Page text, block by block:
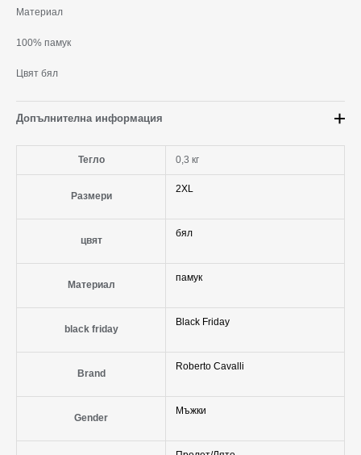
Материал
100% памук
Цвят бял
Допълнителна информация
Тегло 0,3 кг
Размери
2XL
цвят
бял
Материал
памук
black friday
Black Friday
Brand
Roberto Cavalli
Gender
Мъжки